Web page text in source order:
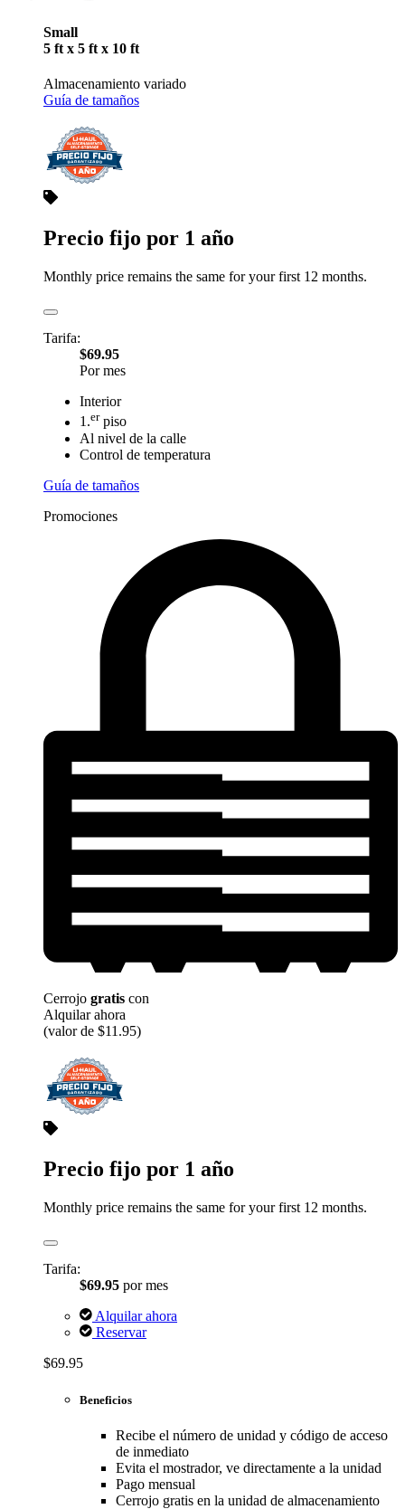
Small
5 ft x 5 ft x 10 ft
Almacenamiento variado
Guía de tamaños
Precio fijo por 1 año
Monthly price remains the same for your first 12 months.
Tarifa:
$69.95
Por mes
Interior
1.erpiso
Al nivel de la calle
Control de temperatura
Guía de tamaños
Promociones
Cerrojo gratis con
Alquilar ahora
(valor de $11.95)
Precio fijo por 1 año
Monthly price remains the same for your first 12 months.
Tarifa:
$69.95 por mes
Alquilar ahora
Reservar
$69.95
Beneficios
Recibe el número de unidad y código de acceso
de inmediato
Evita el mostrador, ve directamente a la unidad
Pago mensual
Cerrojo gratis en la unidad de almacenamiento